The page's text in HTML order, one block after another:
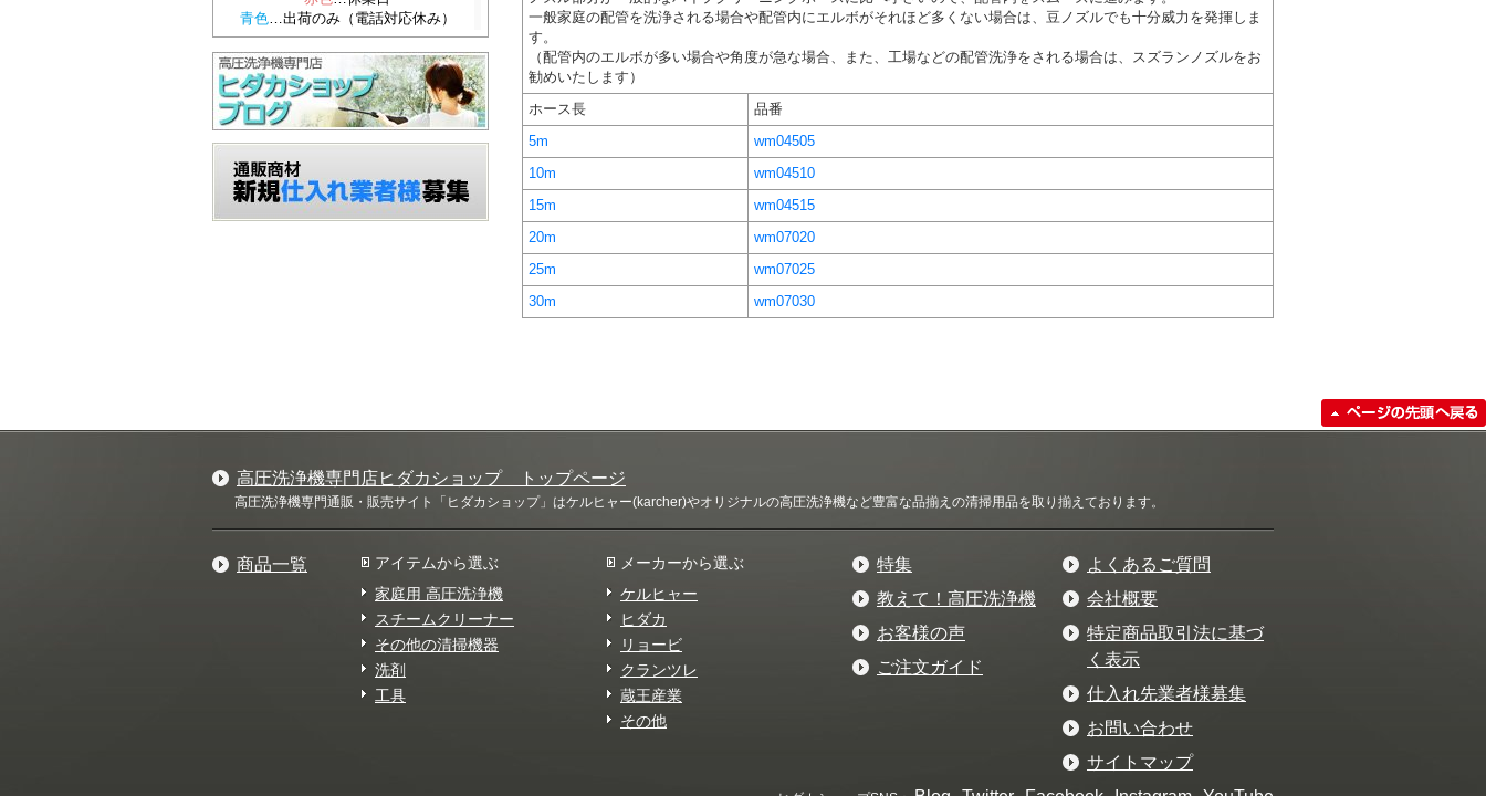
一般家庭の配管を洗浄される場合や配管内にエルボがそれほど多くない場合は、豆ノズルでも十分威力を発揮しま
す。
（配管内のエルボが多い場合や角度が急な場合、また、工場などの配管洗浄をされる場合は、スズランノズルをお
勧めいたします）
ホース長
品番
5m
wm04505
10m
wm04510
15m
wm04515
20m
wm07020
25m
wm07025
30m
wm07030
高圧洗浄機専門店ヒダカショップ トップページ
高圧洗浄機専門通販・販売サイト「ヒダカショップ」はケルヒャー(karcher)やオリジナルの高圧洗浄機など豊富な品揃えの清掃用品を取り揃えております。
商品一覧
アイテムから選ぶ
家庭用 高圧洗浄機
スチームクリーナー
その他の清掃機器
洗剤
工具
メーカーから選ぶ
ケルヒャー
ヒダカ
リョービ
クランツレ
蔵王産業
その他
特集
教えて！高圧洗浄機
お客様の声
ご注文ガイド
よくあるご質問
会社概要
特定商品取引法に基づ
く表示
仕入れ先業者様募集
お問い合わせ
サイトマップ